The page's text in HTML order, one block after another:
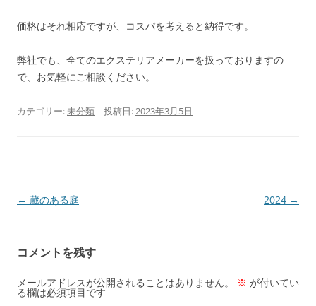
価格はそれ相応ですが、コスパを考えると納得です。
弊社でも、全てのエクステリアメーカーを扱っておりますの
で、お気軽にご相談ください。
カテゴリー:未分類 | 投稿日:2023年3月5日 |
投
ビ
ゲ
ー
← 蔵のある庭 2024 →
コメントを残す
メールアドレスが公開されることはありません。 ※ が付いてい
る欄は必須項目です